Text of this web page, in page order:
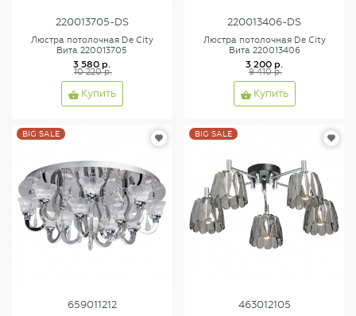
220013705-DS
Люстра потолочная De City
Вита 220013705
3 580 р.
10 220 р.
Купить
220013406-DS
Люстра потолочная De City
Вита 220013406
3 200 р.
9 410 р.
Купить
BIG SALE
659011212
BIG SALE
463012105